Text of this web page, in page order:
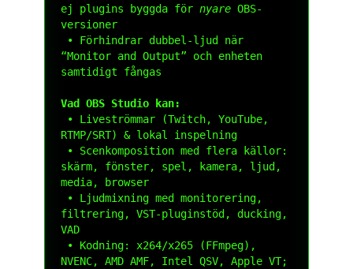
ej plugins byggda för nyare OBS-
versioner
“Monitor and Output” och enheten
samtidigt fångas
Vad OBS Studio kan:
RTMP/SRT) & lokal inspelning
skärm, fönster, spel, kamera, ljud,
media, browser
filtrering, VST-pluginstöd, ducking,
VAD
NVENC, AMD AMF, Intel QSV, Apple VT;